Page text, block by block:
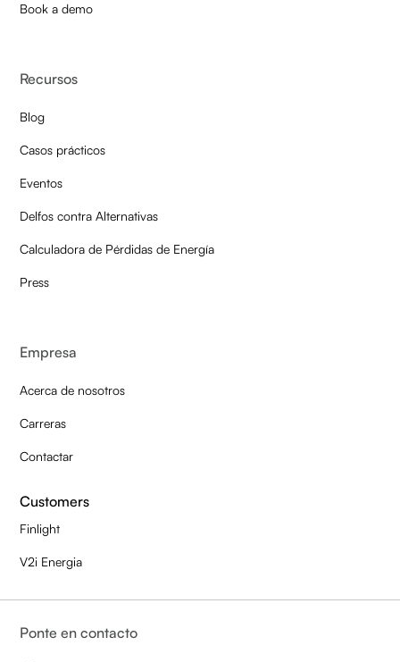
Book a demo
Recursos
Blog
Casos prácticos
Eventos
Delfos contra Alternativas
Calculadora de Pérdidas de Energía
Press
Empresa
Acerca de nosotros
Carreras
Contactar
Customers
Finlight
V2i Energia
Ponte en contacto